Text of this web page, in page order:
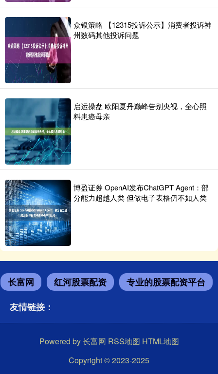
众银策略 【12315投诉公示】消费者投诉神
州数码其他投诉问题
启运操盘 欧阳夏丹巅峰告别央视，全心照
料患癌母亲
博盈证券 OpenAI发布ChatGPT Agent：部
分能力超越人类 但做电子表格仍不如人类
长富网 红河股票配资
专业的股票配资平台
友情链接：
Powered by长富网 RSS地图 HTML地图
Copyright© 2023-2025